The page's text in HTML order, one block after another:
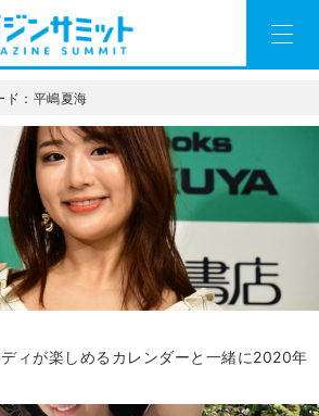
ド：平嶋夏海
ィが楽しめるカレンダーと一緒に2020年